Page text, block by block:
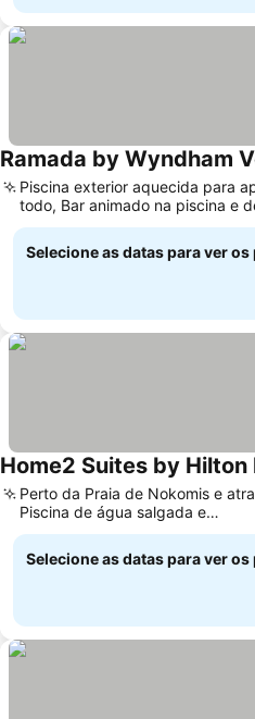
Ramada by Wyndham
Piscina exterior aquecida para
todo, Bar animado na piscina e
de sol
Selecione as datas para ver
Home2 Suites by
Perto da Praia de Nokomis e
Piscina de água salgada e
hidromassagem ao ar livre
Selecione as datas para ver